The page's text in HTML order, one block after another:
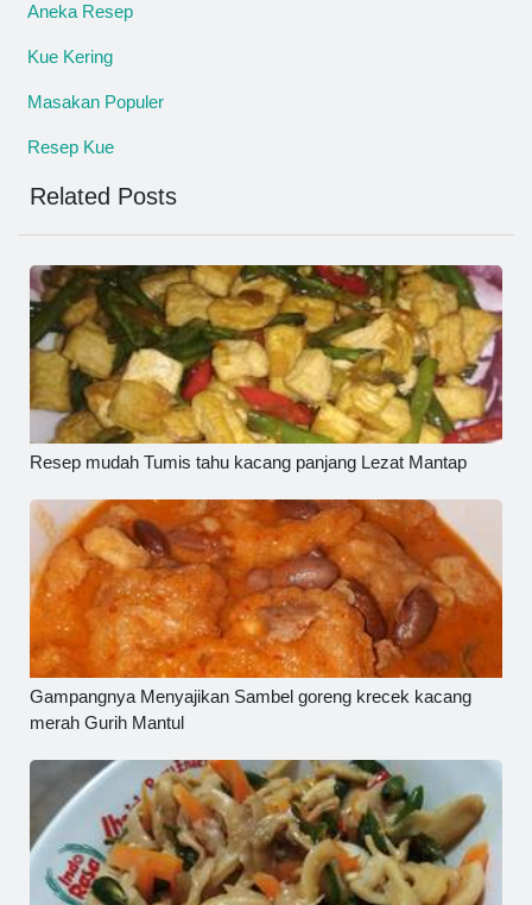
Aneka Resep
Kue Kering
Masakan Populer
Resep Kue
Related Posts
Resep mudah Tumis tahu kacang panjang Lezat Mantap
Gampangnya Menyajikan Sambel goreng krecek kacang
merah Gurih Mantul